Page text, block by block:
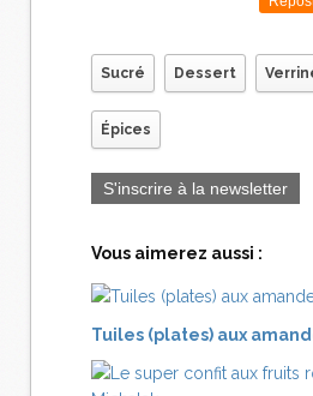
Sucré Dessert
Épices
S'inscrire à la newsletter
Vous aimerez aussi :
Tuiles (plates) aux